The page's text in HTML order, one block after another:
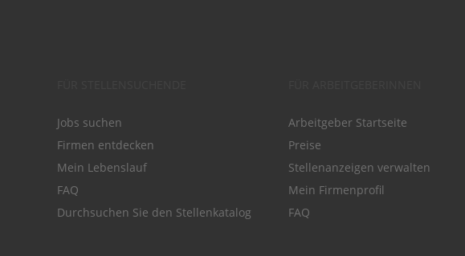
Jobs suchen
Firmen entdecken
Mein Lebenslauf
FAQ
Durchsuchen Sie den Stellenkatalog
Arbeitgeber Startseite
Preise
Stellenanzeigen verwalten
Mein Firmenprofil
FAQ